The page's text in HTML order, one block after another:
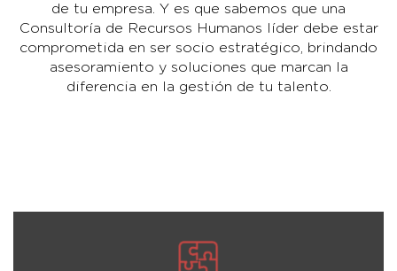
de tu empresa. Y es que sabemos que una
Consultoría de Recursos Humanos líder debe estar
comprometida en ser socio estratégico, brindando
asesoramiento y soluciones que marcan la
diferencia en la gestión de tu talento.